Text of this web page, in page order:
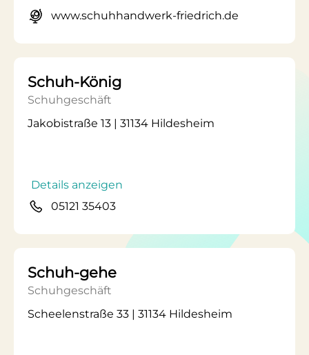
www.schuhhandwerk-friedrich.de
Schuh-König
Schuhgeschäft
Jakobistraße 13 | 31134 Hildesheim
Details anzeigen
05121 35403
Schuh-gehe
Schuhgeschäft
Scheelenstraße 33 | 31134 Hildesheim